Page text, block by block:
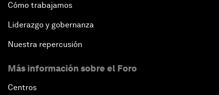
Cómo trabajamos
Liderazgo y gobernanza
Nuestra repercusión
Más información sobre el Foro
Centros